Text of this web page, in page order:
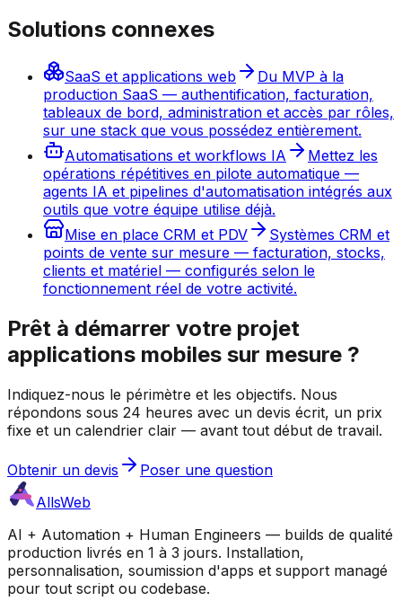
Solutions connexes
SaaS et applications web
Du MVP à la
production SaaS — authentification, facturation,
tableaux de bord, administration et accès par rôles,
sur une stack que vous possédez entièrement.
Automatisations et workflows IA
Mettez les
opérations répétitives en pilote automatique —
agents IA et pipelines d'automatisation intégrés aux
outils que votre équipe utilise déjà.
Mise en place CRM et PDV
Systèmes CRM et
points de vente sur mesure — facturation, stocks,
clients et matériel — configurés selon le
fonctionnement réel de votre activité.
Prêt à démarrer votre projet
applications mobiles sur mesure ?
Indiquez-nous le périmètre et les objectifs. Nous
répondons sous 24 heures avec un devis écrit, un prix
fixe et un calendrier clair — avant tout début de travail.
Obtenir un devis
Poser une question
AllsWeb
AI + Automation + Human Engineers — builds de qualité
production livrés en 1 à 3 jours. Installation,
personnalisation, soumission d'apps et support managé
pour tout script ou codebase.